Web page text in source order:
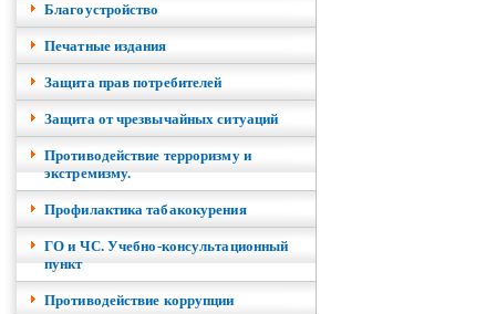
Благоустройство
Печатные издания
Защита прав потребителей
Защита от чрезвычайных ситуаций
Противодействие терроризму и
экстремизму.
Профилактика табакокурения
ГО и ЧС. Учебно-консультационный
пункт
Противодействие коррупции